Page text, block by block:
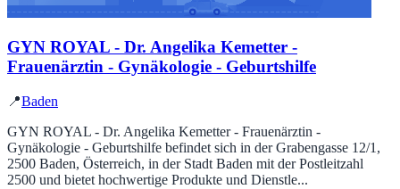
GYN ROYAL - Dr. Angelika Kemetter -
Frauenärztin - Gynäkologie - Geburtshilfe
📍Baden
GYN ROYAL - Dr. Angelika Kemetter - Frauenärztin -
Gynäkologie - Geburtshilfe befindet sich in der Grabengasse 12/1,
2500 Baden, Österreich, in der Stadt Baden mit der Postleitzahl
2500 und bietet hochwertige Produkte und Dienstle...